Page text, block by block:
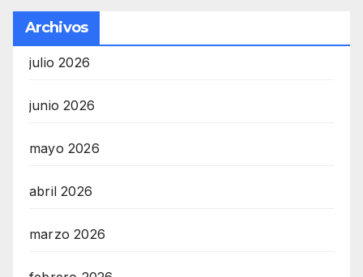
Archivos
julio 2026
junio 2026
mayo 2026
abril 2026
marzo 2026